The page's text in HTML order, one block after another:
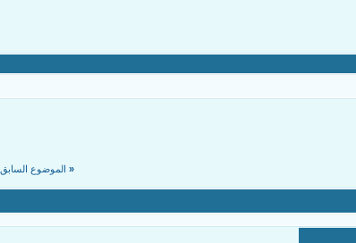
« الموضوع السابق